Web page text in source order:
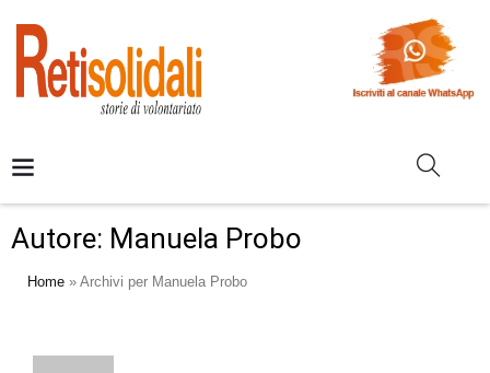
Autore: Manuela Probo
Home » Archivi per Manuela Probo